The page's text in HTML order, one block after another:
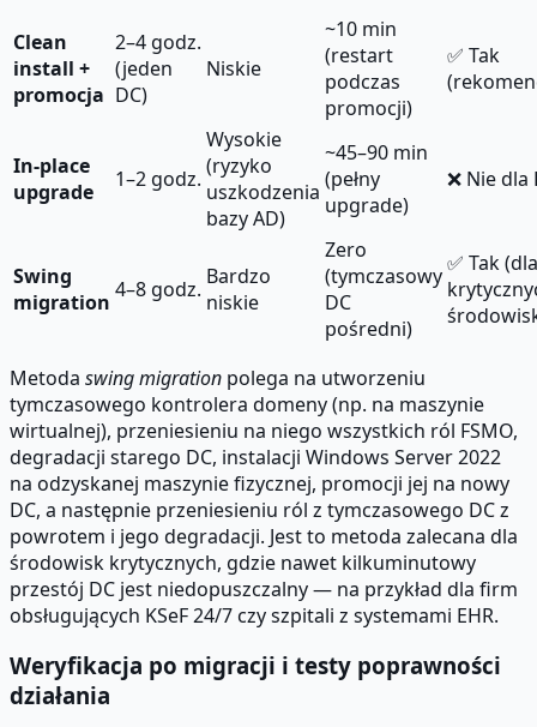
Clean
install +
promocja
2–4 godz.
(jeden
DC)
Niskie
~10 min
(restart
podczas
promocji)
✅ Tak
In-place
upgrade
1–2 godz.
Wysokie
(ryzyko
uszkodzenia
bazy AD)
~45–90 min
(pełny
upgrade)
❌ Nie dla
Swing
migration 4–8 godz. Bardzo
niskie
Zero
(tymczasowy
DC
pośredni)
✅ Tak (dla
Metoda swing migration polega na utworzeniu
tymczasowego kontrolera domeny (np. na maszynie
wirtualnej), przeniesieniu na niego wszystkich ról FSMO,
degradacji starego DC, instalacji Windows Server 2022
na odzyskanej maszynie fizycznej, promocji jej na nowy
DC, a następnie przeniesieniu ról z tymczasowego DC z
powrotem i jego degradacji. Jest to metoda zalecana dla
środowisk krytycznych, gdzie nawet kilkuminutowy
przestój DC jest niedopuszczalny — na przykład dla firm
obsługujących KSeF 24/7 czy szpitali z systemami EHR.
Weryfikacja po migracji i testy poprawności
działania